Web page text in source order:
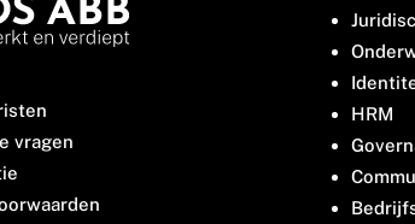
vragen
HRM